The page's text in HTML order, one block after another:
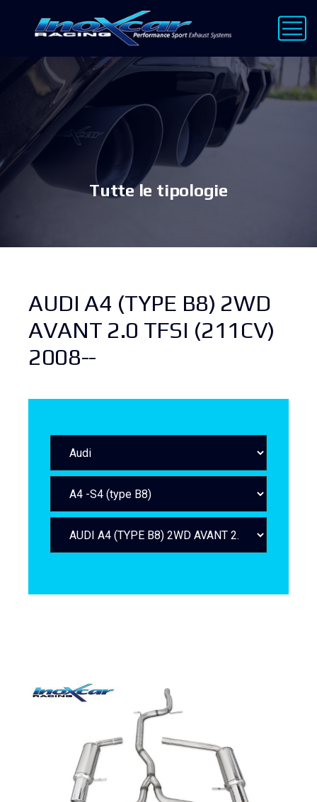
Tutte le tipologie
AUDI A4 (TYPE B8) 2WD
AVANT 2.0 TFSI (211CV)
2008--